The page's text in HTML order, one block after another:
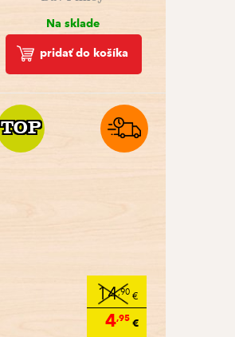
Na sklade
pridať do košíka
14,90€
4,95€
TOP
TOP